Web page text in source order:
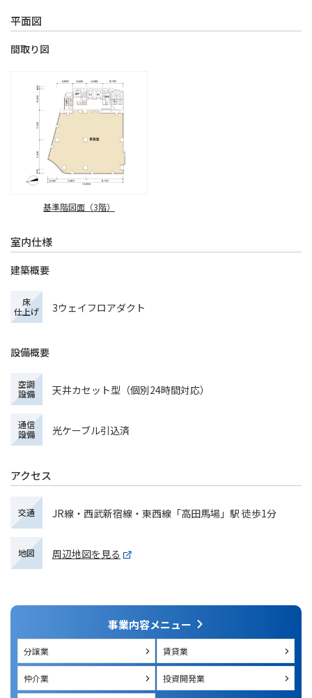
平面図
間取り図
基準階図面（3階）
室内仕様
建築概要
床
仕上げ
3ウェイフロアダクト
設備概要
空調
設備
天井カセット型（個別24時間対応）
通信
設備
光ケーブル引込済
アクセス
交通 JR線・西武新宿線・東西線「高田馬場」駅 徒歩1分
地図 周辺地図を見る
事業内容メニュー
分譲業 賃貸業
仲介業 投資開発業